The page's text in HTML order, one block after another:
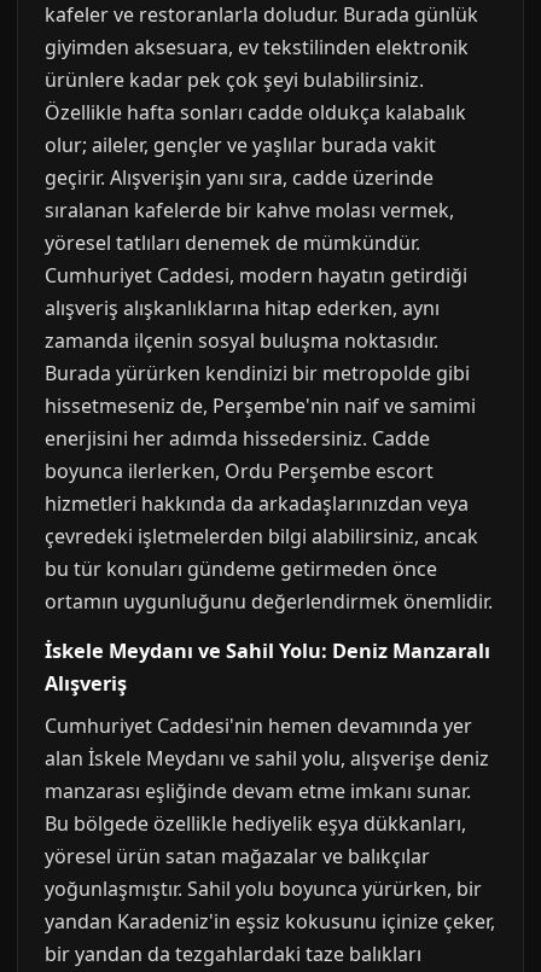
kafeler ve restoranlarla doludur. Burada günlük
giyimden aksesuara, ev tekstilinden elektronik
ürünlere kadar pek çok şeyi bulabilirsiniz.
Özellikle hafta sonları cadde oldukça kalabalık
olur; aileler, gençler ve yaşlılar burada vakit
geçirir. Alışverişin yanı sıra, cadde üzerinde
sıralanan kafelerde bir kahve molası vermek,
yöresel tatlıları denemek de mümkündür.
Cumhuriyet Caddesi, modern hayatın getirdiği
alışveriş alışkanlıklarına hitap ederken, aynı
zamanda ilçenin sosyal buluşma noktasıdır.
Burada yürürken kendinizi bir metropolde gibi
hissetmeseniz de, Perşembe'nin naif ve samimi
enerjisini her adımda hissedersiniz. Cadde
boyunca ilerlerken, Ordu Perşembe escort
hizmetleri hakkında da arkadaşlarınızdan veya
çevredeki işletmelerden bilgi alabilirsiniz, ancak
bu tür konuları gündeme getirmeden önce
ortamın uygunluğunu değerlendirmek önemlidir.
İskele Meydanı ve Sahil Yolu: Deniz Manzaralı
Alışveriş
Cumhuriyet Caddesi'nin hemen devamında yer
alan İskele Meydanı ve sahil yolu, alışverişe deniz
manzarası eşliğinde devam etme imkanı sunar.
Bu bölgede özellikle hediyelik eşya dükkanları,
yöresel ürün satan mağazalar ve balıkçılar
yoğunlaşmıştır. Sahil yolu boyunca yürürken, bir
yandan Karadeniz'in eşsiz kokusunu içinize çeker,
bir yandan da tezgahlardaki taze balıkları